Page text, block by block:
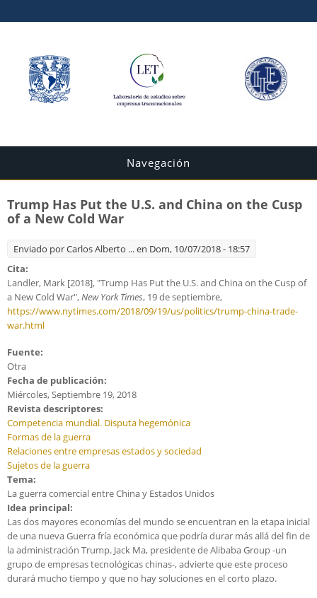
Navegación
Trump Has Put the U.S. and China on the Cusp
of a New Cold War
Enviado porCarlos Alberto ...en Dom, 10/07/2018 - 18:57
Cita:
Landler, Mark [2018], "Trump Has Put the U.S. and China on the Cusp of
a New Cold War",New York Times, 19 de septiembre,
https://www.nytimes.com/2018/09/19/us/politics/trump-china-trade-
war.html
Fuente:
Otra
Fecha de publicación:
Miércoles, Septiembre 19, 2018
Revista descriptores:
Competencia mundial. Disputa hegemónica
Formas de la guerra
Relaciones entre empresas estados y sociedad
Sujetos de la guerra
Tema:
La guerra comercial entre China y Estados Unidos
Idea principal:
Las dos mayores economías del mundo se encuentran en la etapa inicial
de una nueva Guerra fría económica que podría durar más allá del fin de
la administración Trump. Jack Ma, presidente de Alibaba Group -un
grupo de empresas tecnológicas chinas-, advierte que este proceso
durará mucho tiempo y que no hay soluciones en el corto plazo.